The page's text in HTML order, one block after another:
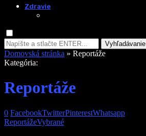
Zdravie
Vyhľadávanie
Domovská stránka » Reportáže
Kategória:
Reportáže
0 FacebookTwitterPinterestWhatsapp
ReportážeVybrané